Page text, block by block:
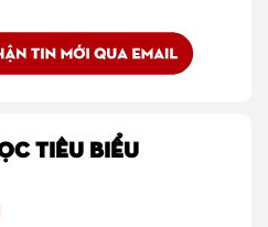
TIÊU BIỂU